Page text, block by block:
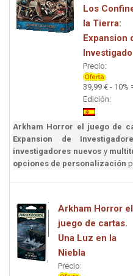
Los
la Tierra:
Expansion
Precio:
39,99 € - 10%
Edición:
Arkham Horror el juego de
Expansion de
investigadores nuevosy
opciones de personalización
Arkham Horror el
juego de cartas.
Una Luz en la
Niebla
Precio: